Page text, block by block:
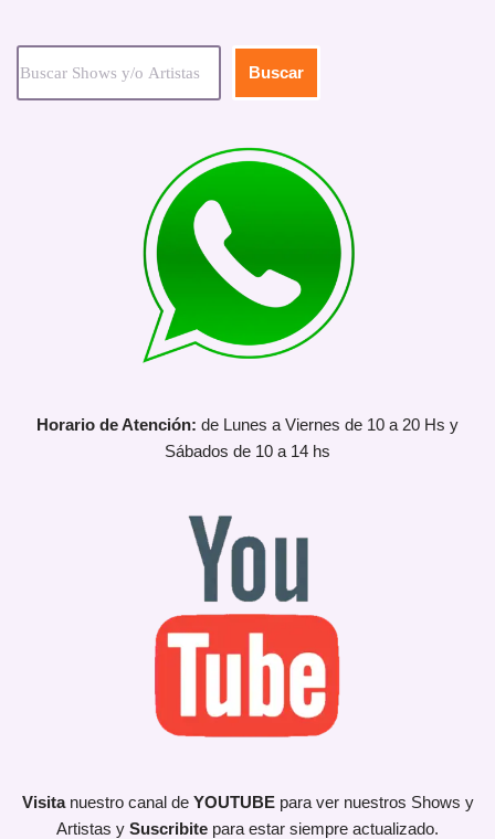
Buscar
Horario de Atención: de Lunes a Viernes de 10 a 20 Hs y
Sábados de 10 a 14 hs
Visita nuestro canal de YOUTUBEpara ver nuestros Shows y
Artistas y Suscribite para estar siempre actualizado.